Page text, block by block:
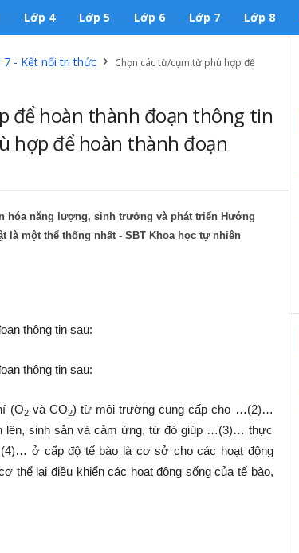
Lớp 4 Lớp 5 Lớp 6 Lớp 7 Lớp 8
7 - Kết nối tri thức
Chọn các từ/cụm từ phù hợp để
để hoàn thành đoạn thông tin
hợp để hoàn thành đoạn
hóa năng lượng, sinh trưởng và phát triển Hướng
là một thể thống nhất - SBT Khoa học tự nhiên
thông tin sau:
thông tin sau:
(O2và CO2) từ môi trường cung cấp cho …(2)…
lên, sinh sản và cảm ứng, từ đó giúp …(3)… thực
ở cấp độ tế bào là cơ sở cho các hoạt động
thể lại điều khiển các hoạt động sống của tế bào,